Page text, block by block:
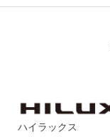
ハイラックス